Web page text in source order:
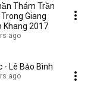
Thám Trần
Giang
Khang 2017
ago
- Lê Bảo Bình
ago